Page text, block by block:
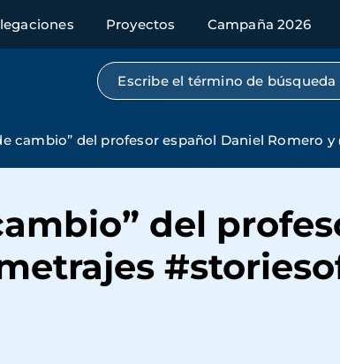
Proyectos Campaña 2026
Búsqueda por texto completo
cambio” del profesor español Daniel Romero
del